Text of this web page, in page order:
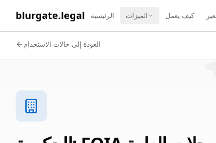
blurgate.legal الرئيسية الميزات كيف يعمل
العودة إلى حالات الاستخدام